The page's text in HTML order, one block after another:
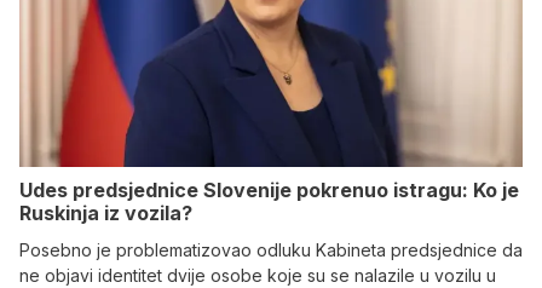
Udes predsjednice Slovenije pokrenuo istragu: Ko je
Ruskinja iz vozila?
Posebno je problematizovao odluku Kabineta predsjednice da
ne objavi identitet dvije osobe koje su se nalazile u vozilu u